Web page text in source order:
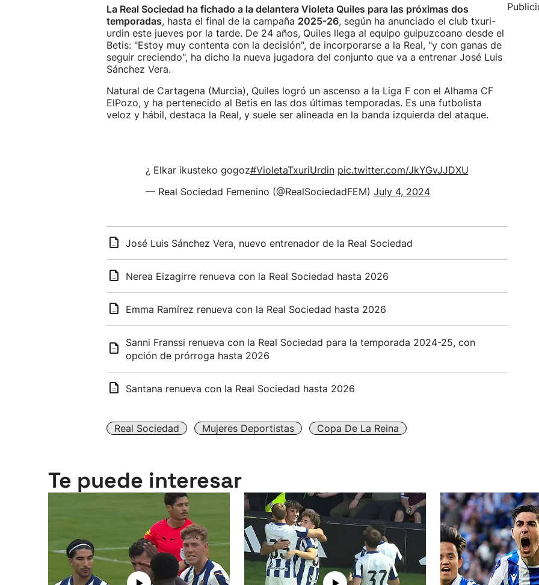
La Real Sociedad ha fichado a la delantera Violeta Quiles para las próximas dos
temporadas, hasta el final de la campaña 2025-26, según ha anunciado el club txuri-
urdin este jueves por la tarde. De 24 años, Quiles llega al equipo guipuzcoano desde el
Betis: "Estoy muy contenta con la decisión", de incorporarse a la Real, "y con ganas de
seguir creciendo", ha dicho la nueva jugadora del conjunto que va a entrenar José Luis
Sánchez Vera.
Natural de Cartagena (Murcia), Quiles logró un ascenso a la Liga F con el Alhama CF
ElPozo, y ha pertenecido al Betis en las dos últimas temporadas. Es una futbolista
veloz y hábil, destaca la Real, y suele ser alineada en la banda izquierda del ataque.
¿ Elkar ikusteko gogoz#VioletaTxuriUrdin pic.twitter.com/JkYGvJJDXU
— Real Sociedad Femenino (@RealSociedadFEM) July 4, 2024
José Luis Sánchez Vera, nuevo entrenador de la Real Sociedad
Nerea Eizagirre renueva con la Real Sociedad hasta 2026
Emma Ramírez renueva con la Real Sociedad hasta 2026
Sanni Franssi renueva con la Real Sociedad para la temporada 2024-25, con
opción de prórroga hasta 2026
Santana renueva con la Real Sociedad hasta 2026
Real Sociedad Mujeres Deportistas Copa De La Reina
Te puede interesar